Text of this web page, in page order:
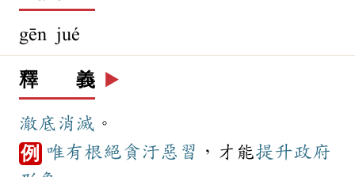
gēn jué
釋 義 ▶️
澈底 消滅 。
例 唯有根絕貪汙惡習 ，才能提升政府